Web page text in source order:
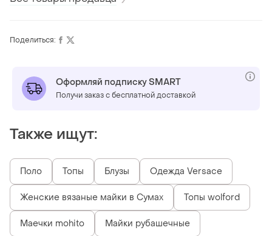
Поделиться:
Оформляй подписку SMART
Получи заказ с бесплатной доставкой
Также ищут:
Поло Топы Блузы Одежда Versace
Женские вязаные майки в Сумах Топы wolford
Маечки mohito Майки рубашечные